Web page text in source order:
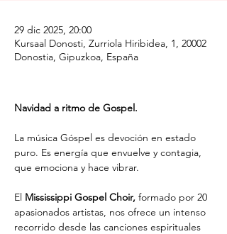
29 dic 2025, 20:00
Kursaal Donosti, Zurriola Hiribidea, 1, 20002
Donostia, Gipuzkoa, España
Navidad a ritmo de Gospel.
La música Góspel es devoción en estado
puro. Es energía que envuelve y contagia,
que emociona y hace vibrar.
El Mississippi Gospel Choir, formado por 20
apasionados artistas, nos ofrece un intenso
recorrido desde las canciones espirituales